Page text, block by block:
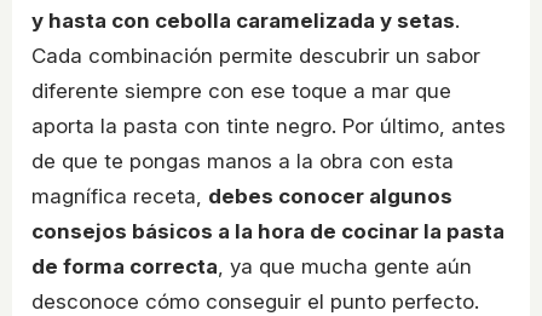
y hasta con cebolla caramelizada y setas.
Cada combinación permite descubrir un sabor
diferente siempre con ese toque a mar que
aporta la pasta con tinte negro. Por último, antes
de que te pongas manos a la obra con esta
magnífica receta, debes conocer algunos
consejos básicos a la hora de cocinar la pasta
de forma correcta, ya que mucha gente aún
desconoce cómo conseguir el punto perfecto.